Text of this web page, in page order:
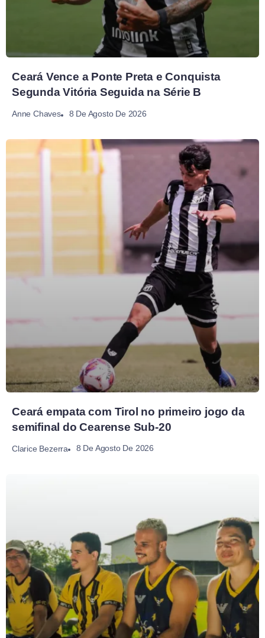
Ceará Vence a Ponte Preta e Conquista
Segunda Vitória Seguida na Série B
Anne Chaves 8 De Agosto De 2026
Ceará empata com Tirol no primeiro jogo da
semifinal do Cearense Sub-20
Clarice Bezerra 8 De Agosto De 2026